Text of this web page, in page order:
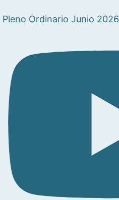
Pleno Ordinario Junio 2026